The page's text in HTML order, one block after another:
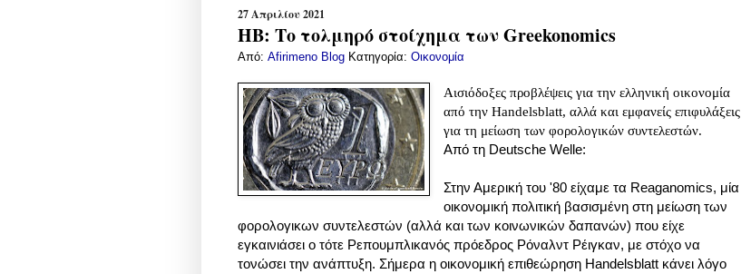
27 Απριλίου 2021
HB: Το τολμηρό στοίχημα των Greekonomics
Από: Afirimeno Blog Κατηγορία: Οικονομία
Αισιόδοξες προβλέψεις για την ελληνική οικονομία
από την Handelsblatt, αλλά και εμφανείς επιφυλάξεις
για τη μείωση των φορολογικών συντελεστών.
Από τη Deutsche Welle:
Στην Αμερική του '80 είχαμε τα Reaganomics, μία
οικονομική πολιτική βασισμένη στη μείωση των
φορολογικων συντελεστών (αλλά και των κοινωνικών δαπανών) που είχε
εγκαινιάσει ο τότε Ρεπουμπλικανός πρόεδρος Ρόναλντ Ρέιγκαν, με στόχο να
τονώσει την ανάπτυξη. Σήμερα η οικονομική επιθεώρηση Handelsblatt κάνει λόγο